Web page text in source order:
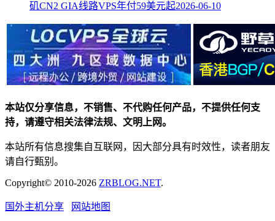
矶CN2 GIA线路VPS年付59美元起2026-06-10
本站仅分享信息，不销售、不代购任何产品，不提供任何支
持，请遵守相关法律法规、文明上网。
本站所有信息搜集自互联网，因大部分具有时效性，读者朋友
请自行甄别。
Copyright© 2010-2026 ZRBLOG.NET.
国外主机分享 网站地图